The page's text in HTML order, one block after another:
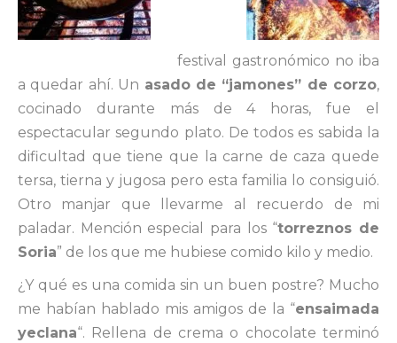
festival gastronómico no iba
a quedar ahí. Un asado de “jamones” de corzo,
cocinado durante más de 4 horas, fue el
espectacular segundo plato. De todos es sabida la
dificultad que tiene que la carne de caza quede
tersa, tierna y jugosa pero esta familia lo consiguió.
Otro manjar que llevarme al recuerdo de mi
paladar. Mención especial para los “torreznos de
Soria” de los que me hubiese comido kilo y medio.
¿Y qué es una comida sin un buen postre? Mucho
me habían hablado mis amigos de la “ensaimada
yeclana“. Rellena de crema o chocolate terminó